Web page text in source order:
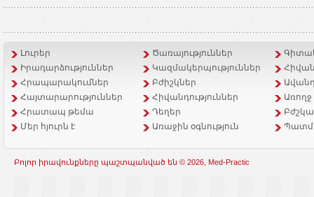
Լուրեր Ծառայություններ
Իրադարձություններ
Կազմակերպություններ
Հրապարակումներ
Բժիշկներ
Հայտարարություններ
Հիվանդություններ
Հրատապ թեմա
Դեղեր
Մեր հյուրն է
Առաջին օգնություն
Բոլոր իրավունքները պաշտպանված են © 2026, Med-Practic